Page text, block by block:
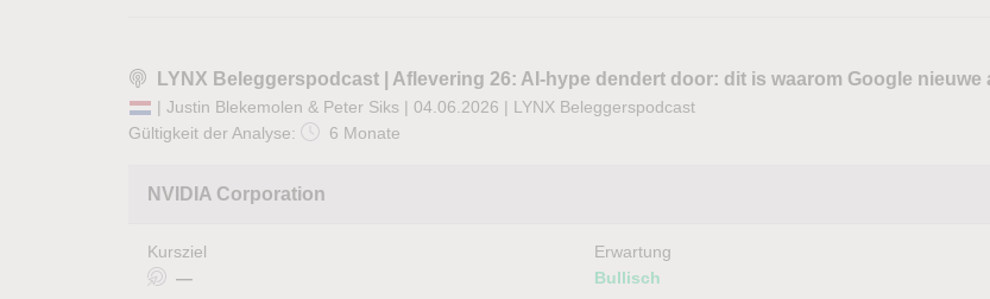
LYNX Beleggerspodcast | Aflevering 26: AI-hype dendert door: dit is waarom Google nieuwe
| Justin Blekemolen & Peter Siks | 04.06.2026 | LYNX Beleggerspodcast
Gültigkeit der Analyse:
6 Monate
NVIDIA Corporation
Kursziel
—
Erwartung
Bullisch